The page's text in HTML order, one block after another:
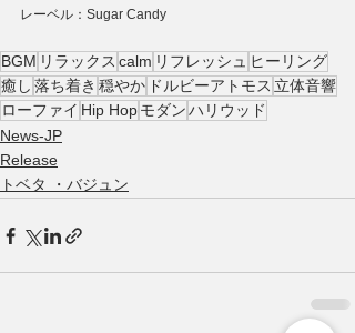
レーベル：Sugar Candy
BGM リラックス calm リフレッシュ ヒーリング
癒し 落ち着き 穏やか ドルビーアトモス 立体音響
ローファイ Hip Hopモダンハリウッド
News-JP
Release
トベタ ・バジュン